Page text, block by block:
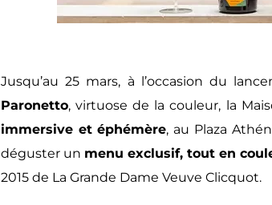
Jusqu’au 25 mars, à l’occasion du
Paronetto, virtuose de la couleur, la
immersive et éphémère, au Plaza
déguster un menu exclusif, tout en
2015 de La Grande Dame Veuve Clicquot.